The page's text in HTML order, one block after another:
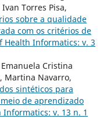
Torres Pisa,
sobre a qualidade
com os critérios de
Health Informatics: v. 3
Cristina
Martina Navarro,
sintéticos para
de aprendizado
Informatics: v. 13 n. 1